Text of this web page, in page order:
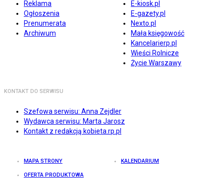
Reklama
Ogłoszenia
Prenumerata
Archiwum
E-kiosk.pl
E-gazety.pl
Nexto.pl
Mała księgowość
Kancelarierp.pl
Wieści Rolnicze
Życie Warszawy
KONTAKT DO SERWISU
Szefowa serwisu: Anna Zejdler
Wydawca serwisu: Marta Jarosz
Kontakt z redakcją kobieta.rp.pl
MAPA STRONY KALENDARIUM
OFERTA PRODUKTOWA